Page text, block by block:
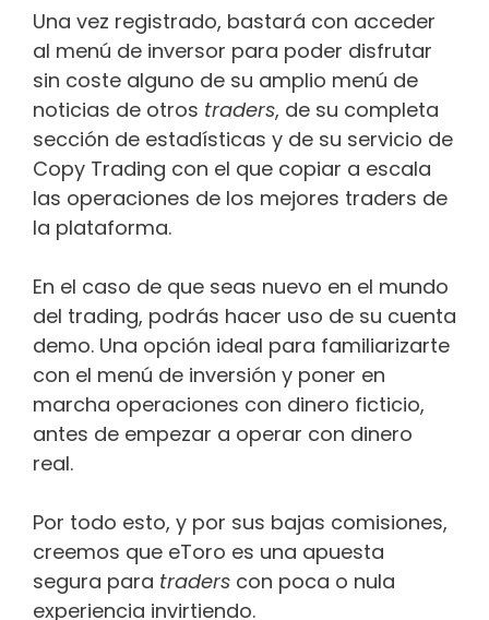
Una vez registrado, bastará con acceder
al menú de inversor para poder disfrutar
sin coste alguno de su amplio menú de
noticias de otros traders, de su completa
sección de estadísticas y de su servicio de
Copy Trading con el que copiar a escala
las operaciones de los mejores traders de
la plataforma.
En el caso de que seas nuevo en el mundo
del trading, podrás hacer uso de su cuenta
demo. Una opción ideal para familiarizarte
con el menú de inversión y poner en
marcha operaciones con dinero ficticio,
antes de empezar a operar con dinero
real.
Por todo esto, y por sus bajas comisiones,
creemos que eToro es una apuesta
segura para traders con poca o nula
experiencia invirtiendo.